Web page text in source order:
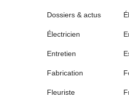
Dossiers & actus
Électricien
Entretien
Fabrication
Fleuriste